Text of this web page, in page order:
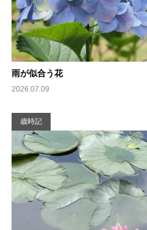
雨が似合う花
2026.07.09
歳時記